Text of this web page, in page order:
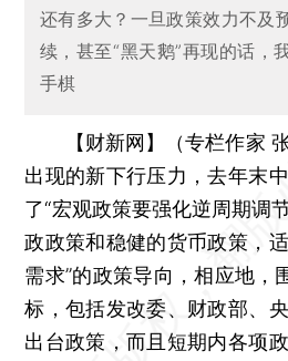
还有多大？一旦政策效力不及
续，甚至“黑天鹅”再现的话，
手棋
【财新网】（专栏作家
出现的新下行压力，去年末
了“宏观政策要强化逆周期调
政政策和稳健的货币政策，
需求”的政策导向，相应地，
标，包括发改委、财政部、
出台政策，而且短期内各项